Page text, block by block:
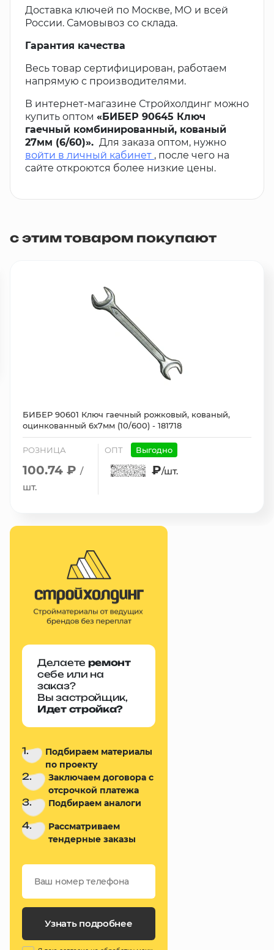
Доставка ключей по Москве, МО и всей
России. Самовывоз со склада.
Гарантия качества
Весь товар сертифицирован, работаем
напрямую с производителями.
В интернет-магазине Стройхолдинг можно
купить оптом «БИБЕР 90645 Ключ
гаечный комбинированный, кованый
27мм (6/60)». Для заказа оптом, нужно
войти в личный кабинет , после чего на
сайте откроются более низкие цены.
с этим товаром покупают
БИБЕР 90601 Ключ гаечный рожковый, кованый,
оцинкованный 6х7мм (10/600) - 181718
РОЗНИЦА
100.74 ₽ /
шт.
ОПТ Выгодно
₽/шт.
Делаете ремонт
себе или на
заказ?
Вы застройщик,
Идет стройка?
1.
Подбираем материалы
по проекту
2.
Заключаем договора с
отсрочкой платежа
3. Подбираем аналоги
4.
Рассматриваем
тендерные заказы
Узнать подробнее